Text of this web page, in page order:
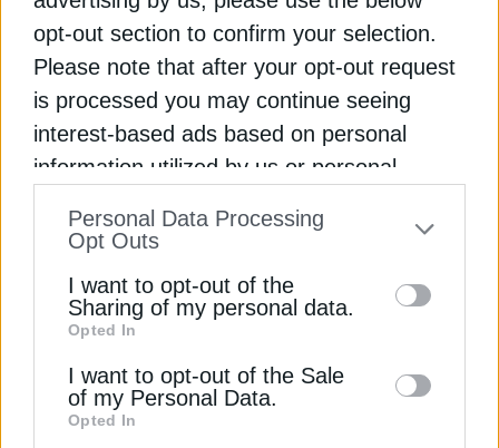
opt-out section to confirm your selection.
Please note that after your opt-out request
is processed you may continue seeing
interest-based ads based on personal
information utilized by us or personal
to your opt-out. You may separately opt-out
information by third parties on the IAB’s list
of downstream participants. This
information may also be disclosed by us to
third parties on theIAB’s List of
Downstream Participants
Personal Data Processing
Opt Outs
I want to opt-out of the
Sharing of my personal data.
Opted In
I want to opt-out of the Sale
of my Personal Data.
Opted In
ΒΟΡΕΙΑ ΘΑΛΑΣΣΑ ΕΝΕΡΓΕΙΑ ΕΥΡΩΠΗ ΜΕΣΟΓΕΙΟΣ
ΠΡΑΣΙΝΗ ΜΕΤΑΒΑΣΗ ΠΡΑΣΙΝΗ ΟΙΚΟΝΟΜΙΑ ΥΔΡΟΓΟΝΟ
ΔΕΊΤΕ ΕΠΊΣΗΣ